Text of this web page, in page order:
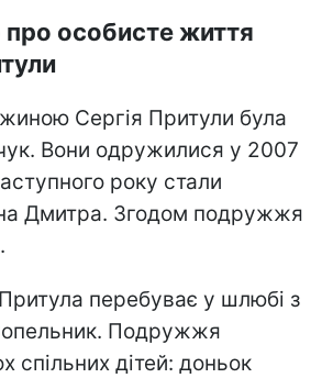
особисте життя
Сергія Притули була
Вони одружилися у 2007
року стали
Дмитра. Згодом подружжя
перебуває у шлюбі з
Подружжя
спільних дітей: доньок